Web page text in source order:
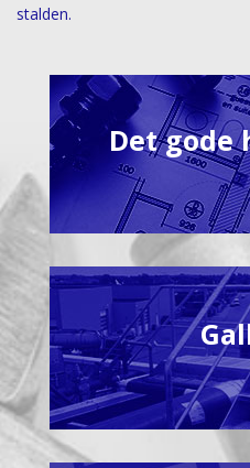
stalden.
Det